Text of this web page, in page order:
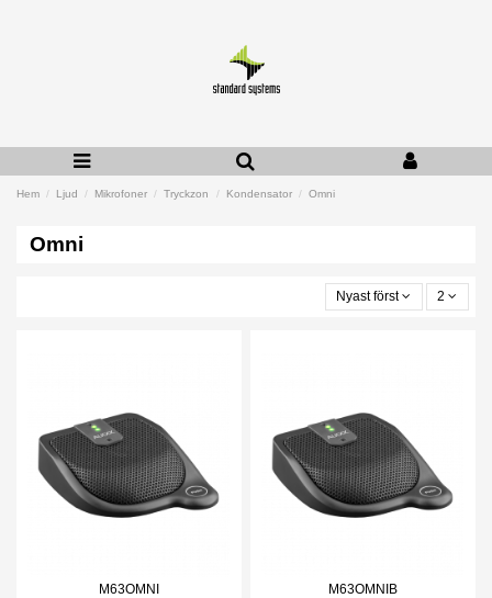
Hem Ljud Mikrofoner Tryckzon Kondensator Omni
Omni
Nyast först 2
M63OMNI M63OMNIB